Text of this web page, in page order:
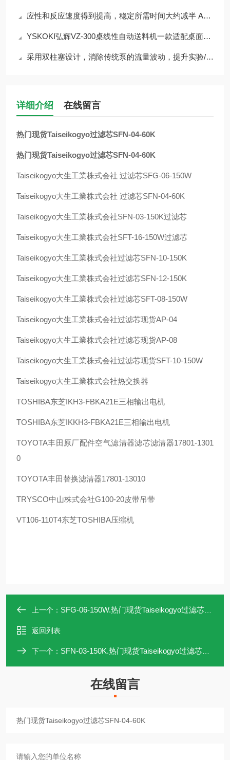
应性和反应速度得到提高，稳定所需时间大约减半 ALE1502
YSKOKI弘辉VZ-300桌线性自动送料机一款适配桌面级加工场景的半自动送料设备
采用双柱塞设计，消除传统泵的流量波动，提升实验/生产精度NP-CX-06
详细介绍 在线留言
热门现货Taiseikogyo过滤芯SFN-04-60K
热门现货Taiseikogyo过滤芯SFN-04-60K
Taiseikogyo大生工業株式会社 过滤芯SFG-06-150W
Taiseikogyo大生工業株式会社 过滤芯SFN-04-60K
Taiseikogyo大生工業株式会社SFN-03-150K过滤芯
Taiseikogyo大生工業株式会社SFT-16-150W过滤芯
Taiseikogyo大生工業株式会社过滤芯SFN-10-150K
Taiseikogyo大生工業株式会社过滤芯SFN-12-150K
Taiseikogyo大生工業株式会社过滤芯SFT-08-150W
Taiseikogyo大生工業株式会社过滤芯现货AP-04
Taiseikogyo大生工業株式会社过滤芯现货AP-08
Taiseikogyo大生工業株式会社过滤芯现货SFT-10-150W
Taiseikogyo大生工業株式会社热交换器
TOSHIBA东芝IKH3-FBKA21E三相输出电机
TOSHIBA东芝IKKH3-FBKA21E三相输出电机
TOYOTA丰田原厂配件空气滤清器滤芯滤清器17801-1301
0
TOYOTA丰田替换滤清器17801-13010
TRYSCO中山株式会社G100-20皮带吊带
VT106-110T4东芝TOSHIBA压缩机
上一个： SFG-06-150W.热门现货Taiseikogyo过滤芯SFG-06-150W
返回列表
下一个： SFN-03-150K.热门现货Taiseikogyo过滤芯SFN-03-150K
在线留言